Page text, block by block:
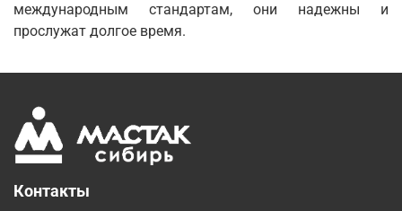
международным стандартам, они надежны и
прослужат долгое время.
Контакты